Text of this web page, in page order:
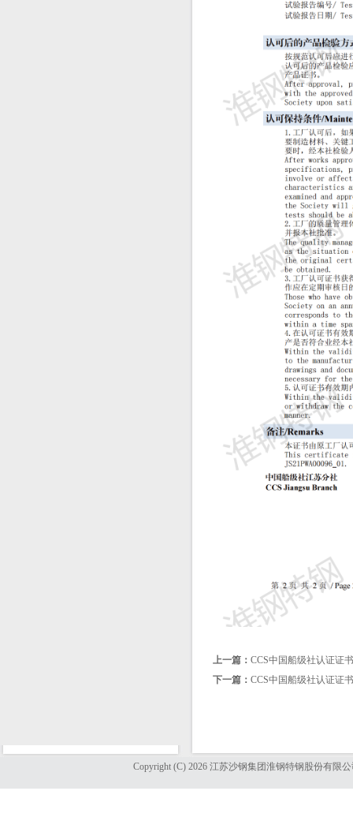
上一篇： CCS中国船级社认证证
下一篇： CCS中国船级社认证证
Copyright (C) 2026 江苏沙钢集团淮钢特钢股份有限